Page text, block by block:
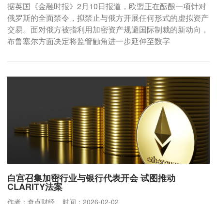
据英国《金融时报》2月10日报道，欧盟正在酝酿一项针对
俄罗斯的全面禁令，拟禁止与俄方开展任何形式的虚拟资产
交易。面对俄方被指利用加密资产规避国际制裁的新动向，
布鲁塞尔方面决定将监管触角进一步延伸至数字
白宫召集加密行业与银行代表开会 试图推动
CLARITY法案
作者：奇点财经 时间：2026-02-02